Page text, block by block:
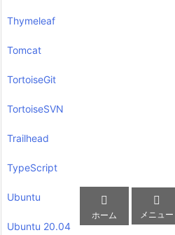
Thymeleaf
Tomcat
TortoiseGit
TortoiseSVN
Trailhead
TypeScript
Ubuntu
Ubuntu 20.04

ホーム

メニュー